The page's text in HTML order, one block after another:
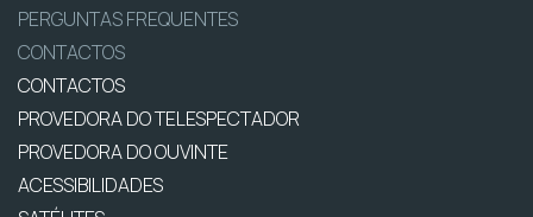
PERGUNTAS FREQUENTES
CONTACTOS
CONTACTOS
PROVEDORA DO TELESPECTADOR
PROVEDORA DO OUVINTE
ACESSIBILIDADES